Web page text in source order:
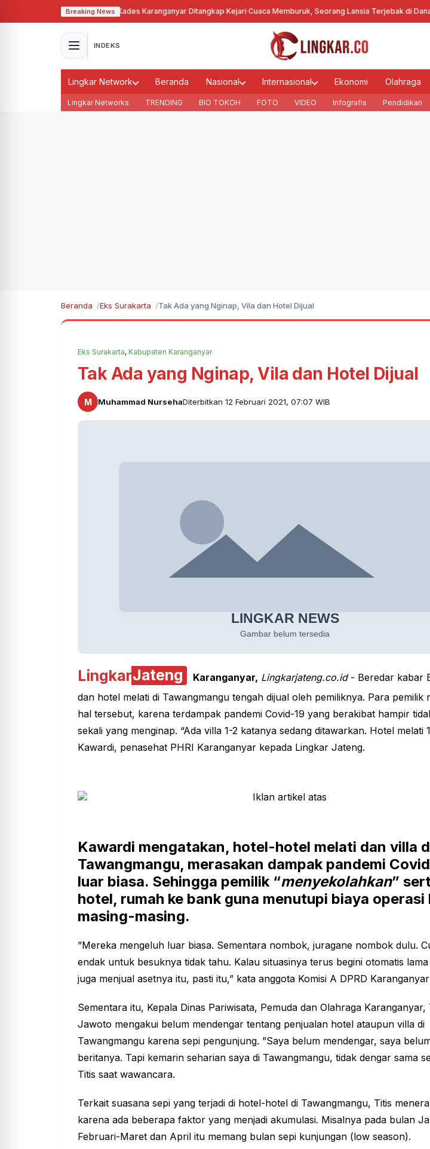
Breaking News
Tanah Bengkok, Kades Karanganyar Ditangkap Kejari· Cuaca Memburuk, Seorang Lansia Terjebak di Danau
INDEKS
Lingkar Network Beranda Nasional Internasional Ekonomi Olahraga
Lingkar Networks TRENDING BIO TOKOH FOTO VIDEO Infografis Pendidikan
Beranda Eks Surakarta Tak Ada yang Nginap, Vila dan Hotel Dijual
Eks Surakarta, Kabupaten Karanganyar
Tak Ada yang Nginap, Vila dan Hotel Dijual
M Muhammad NursehaDiterbitkan 12 Februari 2021, 07:07 WIB
LingkarJateng Karanganyar, Lingkarjateng.co.id- Beredar kabar
dan hotel melati di Tawangmangu tengah dijual oleh pemiliknya. Para pemilik
hal tersebut, karena terdampak pandemi Covid-19 yang berakibat hampir
sekali yang menginap. “Ada villa 1-2 katanya sedang ditawarkan. Hotel melati
Kawardi, penasehat PHRI Karanganyar kepada Lingkar Jateng.
Kawardi mengatakan, hotel-hotel melati dan villa
Tawangmangu, merasakan dampak pandemi
luar biasa. Sehingga pemilik “menyekolahkan”
hotel, rumah ke bank guna menutupi biaya operasi
masing-masing.
”Mereka mengeluh luar biasa. Sementara nombok, juragane nombok dulu.
endak untuk besuknya tidak tahu. Kalau situasinya terus begini otomatis
juga menjual asetnya itu, pasti itu,” kata anggota Komisi A DPRD
Sementara itu, Kepala Dinas Pariwisata, Pemuda dan Olahraga Karanganyar,
Jawoto mengakui belum mendengar tentang penjualan hotel ataupun villa di
Tawangmangu karena sepi pengunjung. ”Saya belum mendengar, saya
beritanya. Tapi kemarin seharian saya di Tawangmangu, tidak dengar sama
Titis saat wawancara.
Terkait suasana sepi yang terjadi di hotel-hotel di Tawangmangu, Titis
karena ada beberapa faktor yang menjadi akumulasi. Misalnya pada bulan
Februari-Maret dan April itu memang bulan sepi kunjungan (low season).